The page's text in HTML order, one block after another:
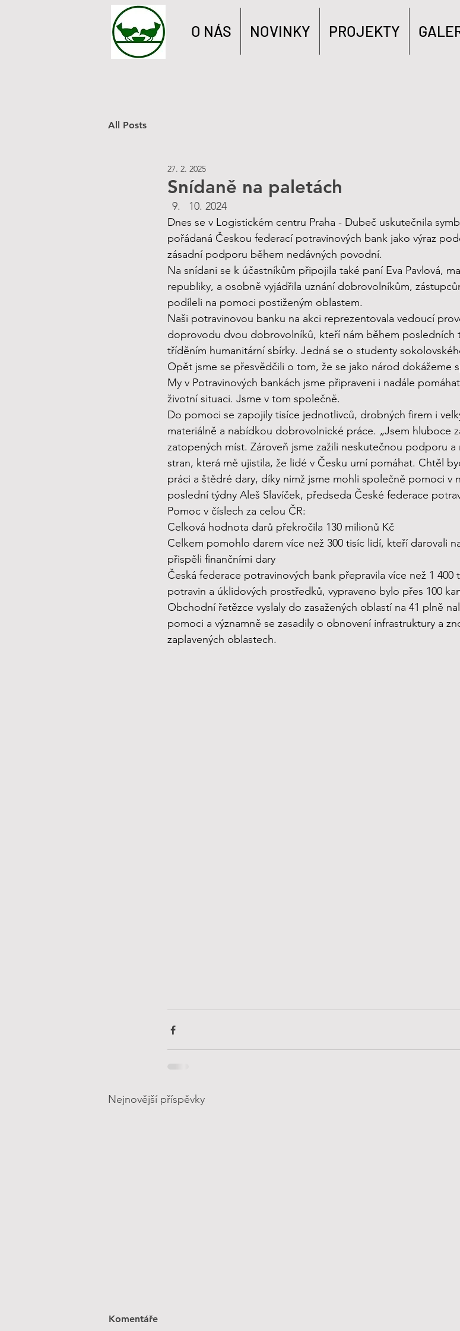
O NÁS NOVINKY PROJEKTY
All Posts
Snídaně na paletách
27. 2. 2025
10. 2024
Dnes se v Logistickém centru Praha - Dubeč uskutečnila
pořádaná Českou federací potravinových bank jako výraz
zásadní podporu během nedávných povodní.
Na snídani se k účastníkům připojila také paní Eva Pavlová,
republiky, a osobně vyjádřila uznání dobrovolníkům,
podíleli na pomoci postiženým oblastem.
Naši potravinovou banku na akci reprezentovala vedoucí
doprovodu dvou dobrovolníků, kteří nám během posledních
tříděním humanitární sbírky. Jedná se o studenty
Opět jsme se přesvědčili o tom, že se jako národ dokážeme
My v Potravinových bankách jsme připraveni i nadále
životní situaci. Jsme v tom společně.
Do pomoci se zapojily tisíce jednotlivců, drobných firem i
materiálně a nabídkou dobrovolnické práce. „Jsem hluboce
zatopených míst. Zároveň jsme zažili neskutečnou podporu
stran, která mě ujistila, že lidé v Česku umí pomáhat. Chtěl
práci a štědré dary, díky nimž jsme mohli společně pomoci v
poslední týdny Aleš Slavíček, předseda České federace
Pomoc v číslech za celou ČR:
Celková hodnota darů překročila 130 milionů Kč
Celkem pomohlo darem více než 300 tisíc lidí, kteří darovali
přispěli finančními dary
Česká federace potravinových bank přepravila více než 1
potravin a úklidových prostředků, vypraveno bylo přes 100
Obchodní řetězce vyslaly do zasažených oblastí na 41 plně
pomoci a významně se zasadily o obnovení infrastruktury a
zaplavených oblastech.
Nejnovější příspěvky
Komentáře